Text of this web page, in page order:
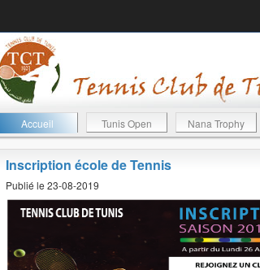
Accueil Tunis Open Nana Trophy
Inscription école de Tennis
Publié le 23-08-2019